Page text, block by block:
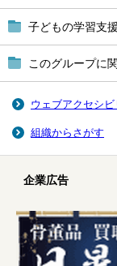
子どもの学習支援
このグループに
ウェブアクセシ
組織からさがす
企業広告